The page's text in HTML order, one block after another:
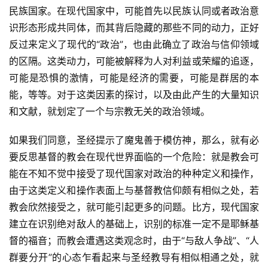
民族国家。在现代国家中，可能首先以民族认同或者政治意
识形态形成共同体，而其背后隐藏的那些不同的动力，正好
反过来定义了现代的“政治”，也由此确立了政治与信仰领域
的区隔。这类动力，可能被解释为人对利益或荣耀的追逐，
可能是恐惧的激情，可能是经济的需要，可能是群居的本
能，等等。对于这类因素的探讨，以及由此产生的大量知识
和文献，就划定了一个与宗教无关的政治领域。
如果我们同意，圣经提示了魔鬼善于模仿神，那么，就有必
要反思基督的教会在现代世界面临的一个危险：就是教会可
能在不知不觉中接受了现代国家对政治的种种定义和操作，
由于这类定义和操作表面上与基督教信仰颇有相似之处，若
教会欣然接受之，就可能引起更多的问题。比方，现代国家
建立在识别绝对敌人的基础上，识别的标准一定不是耶稣基
督的福音；而教会遭遇这类观念时，由于“与敌人争战”、“人
群要分开”的心态乍看起来与圣经教导有相似相通之处，就